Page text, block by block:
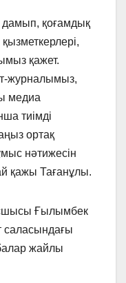
дамып, қоғамдық
қызметкерлері,
қажет.
журналымыз,
медиа
тиімді
ортақ
нәтижесін
қажы Тағанұлы.
Ғылымбек
саласындағы
жайлы